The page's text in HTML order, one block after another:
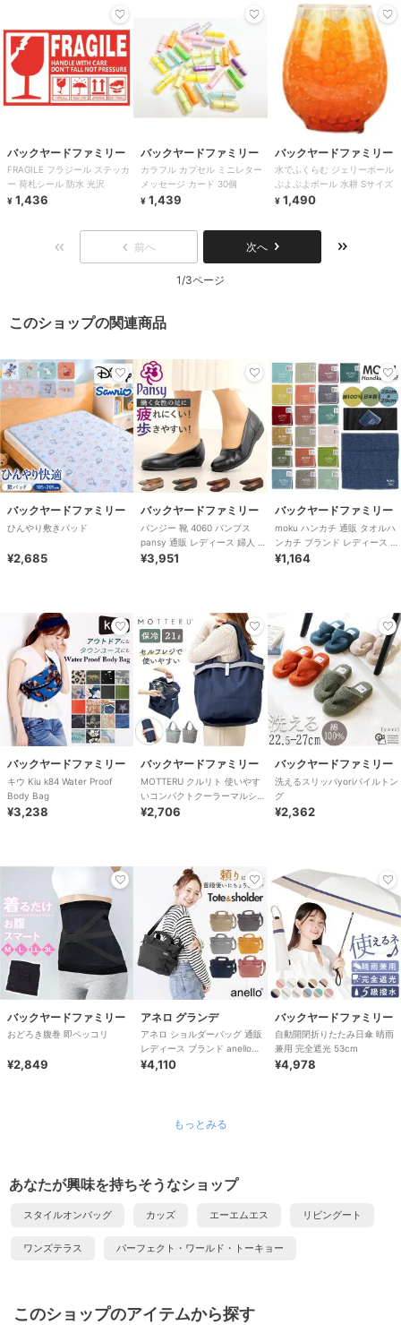
バックヤードファミリー
FRAGILE フラジール ステッカ
ー 荷札シール 防水 光沢
¥ 1,436
バックヤードファミリー
カラフル カプセル ミニレター
メッセージ カード 30個
¥ 1,439
バックヤードファミリー
水でふくらむ ジェリーボール
ぷよぷよボール 水耕 Sサイズ
¥ 1,490
前へ 次へ
1/3ページ
このショップの関連商品
バックヤードファミリー
ひんやり敷きパッド
¥2,685
バックヤードファミリー
パンジー 靴 4060 パンプス
pansy 通販 レディース 婦人 痛
くない ローヒール 通勤 リ
¥3,951
バックヤードファミリー
moku ハンカチ 通販 タオルハ
ンカチ ブランド レディース メ
ンズ 子供 キッズ ハンドタオル
¥1,164
バックヤードファミリー
キウ Kiu k84 Water Proof
Body Bag
¥3,238
バックヤードファミリー
MOTTERU クルリト 使いやす
いコンパクトクーラーマルシェ
バッグ
¥2,706
バックヤードファミリー
洗えるスリッパyoriパイルトン
グ
¥2,362
バックヤードファミリー
おどろき腹巻 即ペッコリ
¥2,849
アネロ グランデ
アネロ ショルダーバッグ 通販
レディース ブランド anello
GRANDE おしゃれ 斜めがけ
¥4,110
バックヤードファミリー
自動開閉折りたたみ日傘 晴雨
兼用 完全遮光 53cm
¥4,978
もっとみる
あなたが興味を持ちそうなショップ
スタイルオンバッグ カッズ エーエムエス リビングート
ワンズテラス パーフェクト・ワールド・トーキョー
このショップのアイテムから探す